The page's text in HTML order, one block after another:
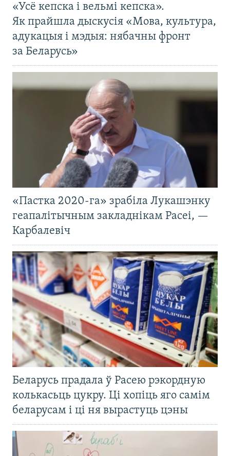
«Усё кепска і вельмі кепска».
Як прайшла дыскусія «Мова, культура,
адукацыя і мэдыя: нябачны фронт
за Беларусь»
«Пастка 2020-га» зрабіла Лукашэнку
геапалітычным закладнікам Расеі, —
Карбалевіч
Беларусь прадала ў Расею рэкордную
колькасьць цукру. Ці хопіць яго самім
беларусам і ці ня вырастуць цэны